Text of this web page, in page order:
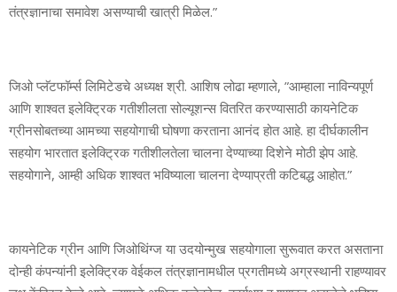
तंत्रज्ञानाचा समावेश असण्‍याची खात्री मिळेल.”
जिओ प्‍लॅटफॉर्म्‍स लिमिटेडचे अध्‍यक्ष श्री. आशिष लोढा म्‍हणाले, ”आम्‍हाला नाविन्‍यपूर्ण
आणि शाश्‍वत इलेक्ट्रिक गतीशीलता सोल्‍यूशन्‍स वितरित करण्‍यासाठी कायनेटिक
ग्रीनसोबतच्‍या आमच्‍या सहयोगाची घोषणा करताना आनंद होत आहे. हा दीर्घकालीन
सहयोग भारतात इलेक्ट्रिक गतीशीलतेला चालना देण्‍याच्‍या दिशेने मोठी झेप आहे.
सहयोगाने, आम्‍ही अधिक शाश्‍वत भविष्‍याला चालना देण्‍याप्रती कटिबद्ध आहोत.”
कायनेटिक ग्रीन आणि जिओथिंग्‍ज या उदयोन्‍मुख सहयोगाला सुरूवात करत असताना
दोन्‍ही कंपन्‍यांनी इलेक्ट्रिक वेईकल तंत्रज्ञानामधील प्रगतीमध्‍ये अग्रस्‍थानी राहण्‍यावर